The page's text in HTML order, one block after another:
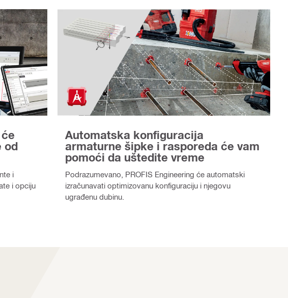
od
i
i opciju
Automatska konfiguracija
armaturne šipke i rasporeda će vam
pomoći da uštedite vreme
Podrazumevano, PROFIS Engineering će automatski
izračunavati optimizovanu konfiguraciju i njegovu
ugrađenu dubinu.